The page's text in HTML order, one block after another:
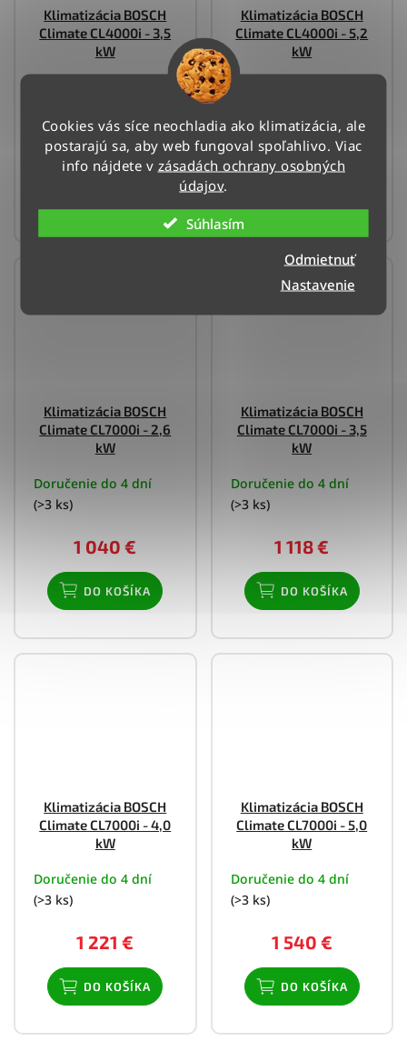
Cookies vás síce neochladia ako klimatizácia, ale
postarajú sa, aby web fungoval spoľahlivo. Viac
info nájdete v zásadách ochrany osobných
údajov.
Súhlasím
Nastavenie
Odmietnuť
Klimatizácia BOSCH
Climate CL4000i - 3,5
kW
903 €
Klimatizácia BOSCH
Climate CL4000i - 5,2
kW
Doručenie do 4 dní
1 264 €
Klimatizácia BOSCH
Climate CL7000i - 2,6
kW
Doručenie do 4 dní
(>3 ks)
1 040 €
DO KOŠÍKA
Klimatizácia BOSCH
Climate CL7000i - 3,5
kW
Doručenie do 4 dní
(>3 ks)
1 118 €
DO KOŠÍKA
Klimatizácia BOSCH
Climate CL7000i - 4,0
kW
Doručenie do 4 dní
(>3 ks)
1 221 €
DO KOŠÍKA
Klimatizácia BOSCH
Climate CL7000i - 5,0
kW
Doručenie do 4 dní
(>3 ks)
1 540 €
DO KOŠÍKA